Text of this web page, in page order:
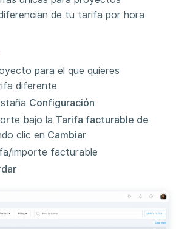
de tu tarifa por hora
para el que quieres
diferente
Configuración
bajo la Tarifa facturable de
clic en Cambiar
importe facturable